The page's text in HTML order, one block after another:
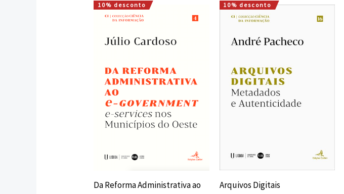
10% desconto
Da Reforma Administrativa ao
O
preço
era:
15,00 €.
O
preço
é:
13,50 €.
10% desconto
Arquivos Digitais
O
preço
era:
16,00 €.
O
preço
é:
14,40 €.